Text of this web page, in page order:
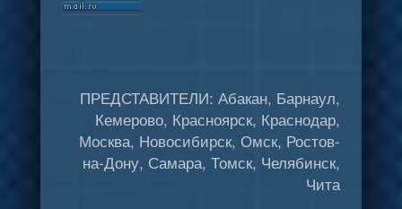
ПРЕДСТАВИТЕЛИ: Абакан, Барнаул,
Кемерово, Красноярск, Краснодар,
Москва, Новосибирск, Омск, Ростов-
на-Дону, Самара, Томск, Челябинск,
Чита